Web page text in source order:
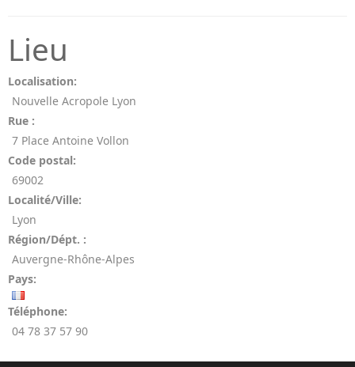
Lieu
Localisation:
Nouvelle Acropole Lyon
Rue :
7 Place Antoine Vollon
Code postal:
69002
Localité/Ville:
Lyon
Région/Dépt. :
Auvergne-Rhône-Alpes
Pays:
Téléphone:
04 78 37 57 90